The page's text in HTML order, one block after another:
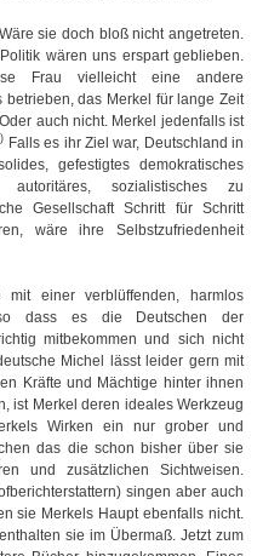
sie doch bloß nicht angetreten.
wären uns erspart geblieben.
Frau vielleicht eine andere
betrieben, das Merkel für lange Zeit
auch nicht. Merkel jedenfalls ist
) Falls es ihr Ziel war, Deutschland in
gefestigtes demokratisches
sozialistisches zu
Gesellschaft Schritt für Schritt
wäre ihre Selbstzufriedenheit
einer verblüffenden, harmlos
so dass es die Deutschen der
mitbekommen und sich nicht
Michel lässt leider gern mit
Kräfte und Mächtige hinter ihnen
ist Merkel deren ideales Werkzeug
Wirken ein nur grober und
das die schon bisher über sie
und zusätzlichen Sichtweisen.
singen aber auch
sie Merkels Haupt ebenfalls nicht.
sie im Übermaß. Jetzt zum